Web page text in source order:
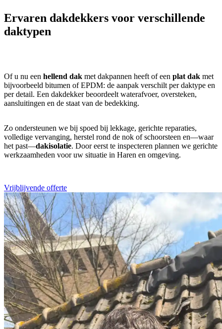
Ervaren dakdekkers voor verschillende
daktypen
Of u nu een hellend dak met dakpannen heeft of een plat dak met
bijvoorbeeld bitumen of EPDM: de aanpak verschilt per daktype en
per detail. Een dakdekker beoordeelt waterafvoer, oversteken,
aansluitingen en de staat van de bedekking.
Zo ondersteunen we bij spoed bij lekkage, gerichte reparaties,
volledige vervanging, herstel rond de nok of schoorsteen en—waar
het past—dakisolatie. Door eerst te inspecteren plannen we gerichte
werkzaamheden voor uw situatie in Haren en omgeving.
Vrijblijvende offerte